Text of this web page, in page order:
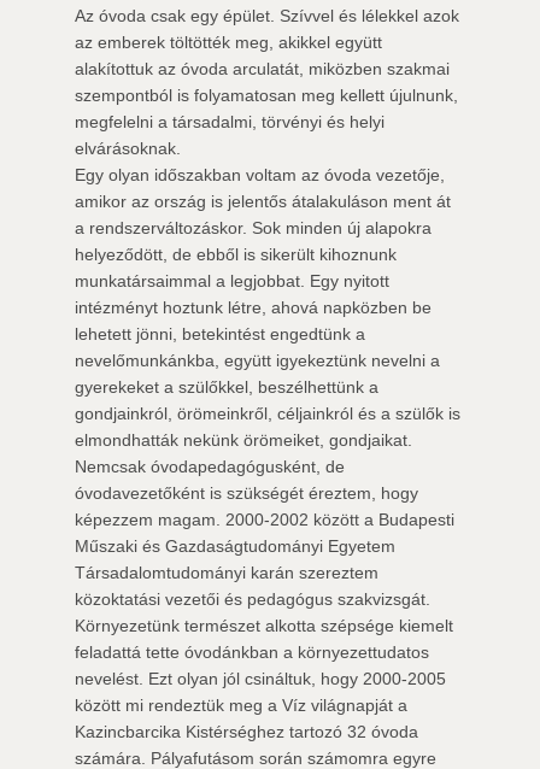
Az óvoda csak egy épület. Szívvel és lélekkel azok
az emberek töltötték meg, akikkel együtt
alakítottuk az óvoda arculatát, miközben szakmai
szempontból is folyamatosan meg kellett újulnunk,
megfelelni a társadalmi, törvényi és helyi
elvárásoknak.
Egy olyan időszakban voltam az óvoda vezetője,
amikor az ország is jelentős átalakuláson ment át
a rendszerváltozáskor. Sok minden új alapokra
helyeződött, de ebből is sikerült kihoznunk
munkatársaimmal a legjobbat. Egy nyitott
intézményt hoztunk létre, ahová napközben be
lehetett jönni, betekintést engedtünk a
nevelőmunkánkba, együtt igyekeztünk nevelni a
gyerekeket a szülőkkel, beszélhettünk a
gondjainkról, örömeinkről, céljainkról és a szülők is
elmondhatták nekünk örömeiket, gondjaikat.
Nemcsak óvodapedagógusként, de
óvodavezetőként is szükségét éreztem, hogy
képezzem magam. 2000-2002 között a Budapesti
Műszaki és Gazdaságtudományi Egyetem
Társadalomtudományi karán szereztem
közoktatási vezetői és pedagógus szakvizsgát.
Környezetünk természet alkotta szépsége kiemelt
feladattá tette óvodánkban a környezettudatos
nevelést. Ezt olyan jól csináltuk, hogy 2000-2005
között mi rendeztük meg a Víz világnapját a
Kazincbarcika Kistérséghez tartozó 32 óvoda
számára. Pályafutásom során számomra egyre